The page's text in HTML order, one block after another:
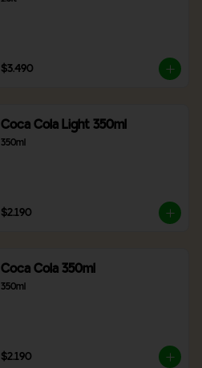
$3.490
Coca Cola Light 350ml
350ml
$2.190
Coca Cola 350ml
350ml
$2.190